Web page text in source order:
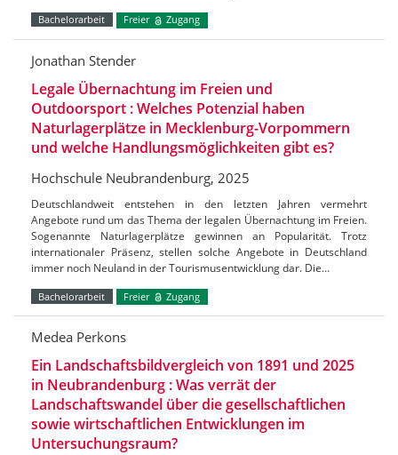
Bachelorarbeit Freier Zugang
Jonathan Stender
Legale Übernachtung im Freien und
Outdoorsport : Welches Potenzial haben
Naturlagerplätze in Mecklenburg-Vorpommern
und welche Handlungsmöglichkeiten gibt es?
Hochschule Neubrandenburg, 2025
Deutschlandweit entstehen in den letzten Jahren vermehrt
Angebote rund um das Thema der legalen Übernachtung im Freien.
Sogenannte Naturlagerplätze gewinnen an Popularität. Trotz
internationaler Präsenz, stellen solche Angebote in Deutschland
immer noch Neuland in der Tourismusentwicklung dar. Die…
Bachelorarbeit Freier Zugang
Medea Perkons
Ein Landschaftsbildvergleich von 1891 und 2025
in Neubrandenburg : Was verrät der
Landschaftswandel über die gesellschaftlichen
sowie wirtschaftlichen Entwicklungen im
Untersuchungsraum?